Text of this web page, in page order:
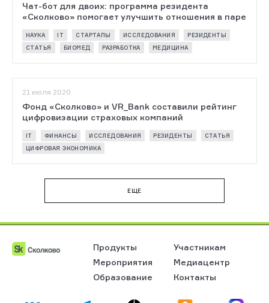
Чат-бот для двоих: программа резидента
«Сколково» помогает улучшить отношения в паре
НАУКА IT СТАРТАПЫ ИССЛЕДОВАНИЯ
РЕЗИДЕНТЫ
СТАТЬЯ
БИОМЕД РАЗРАБОТКА МЕДИЦИНА
21 июля 2020
Фонд «Сколково» и VR_Bank составили рейтинг
цифровизации страховых компаний
IT ФИНАНСЫ ИССЛЕДОВАНИЯ РЕЗИДЕНТЫ
СТАТЬЯ
ЦИФРОВАЯ ЭКОНОМИКА
EЩЕ
Продукты
Участникам
Мероприятия
Медиацентр
Образование
Контакты